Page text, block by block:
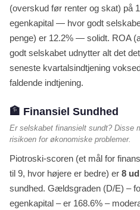
(overskud før renter og skat) på
egenkapital — hvor godt
penge) er 12.2% — solidt. ROA
godt selskabet udnytter alt det
seneste kvartalsindtjening
faldende indtjening.
🏦 Finansiel Sundhed
Er selskabet finansielt sundt? Disse
risikoen for økonomiske problemer.
Piotroski-scoren (et mål for
til 9, hvor højere er bedre) er 8
sundhed. Gældsgraden (D/E) –
egenkapital – er 168.6% –